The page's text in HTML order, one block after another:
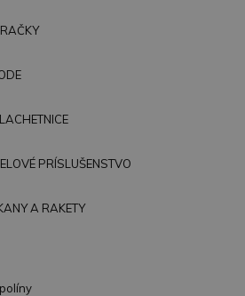
PRÍSLUŠENSTVO
A RAKETY